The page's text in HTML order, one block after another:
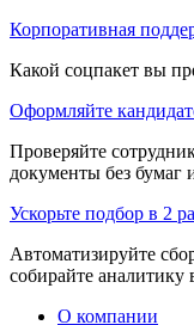
Корпоративная
Какой соцпакет вы
Оформляйте
Проверяйте
документы без бумаг
Ускорьте подбор в 2
Автоматизируйте
собирайте аналитику
О компании